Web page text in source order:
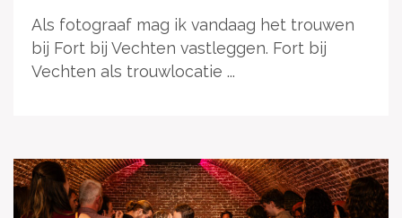
Als fotograaf mag ik vandaag het trouwen
bij Fort bij Vechten vastleggen. Fort bij
Vechten als trouwlocatie ...